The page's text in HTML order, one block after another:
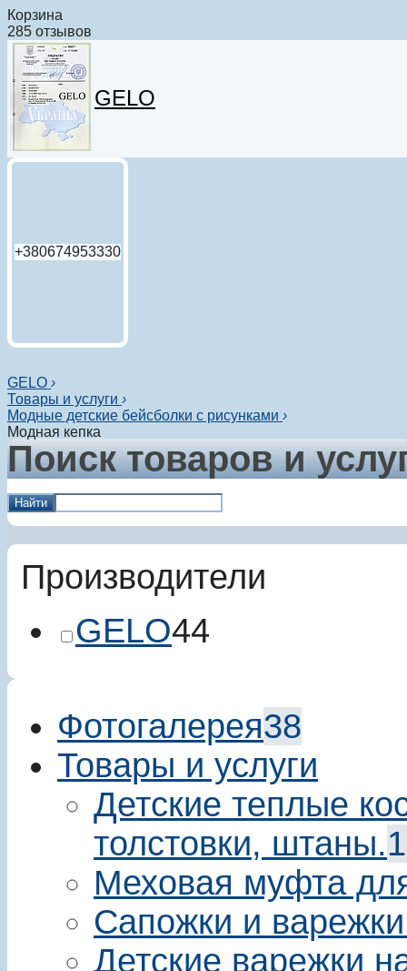
Корзина
285 отзывов
GELO
+380674953330
GELO ›
Товары и услуги ›
Модные детские бейсболки с рисунками ›
Модная кепка
Поиск товаров и
Найти
Производители
GELO44
Фотогалерея38
Товары и услуги
Детские теплые
толстовки, штаны.
Меховая муфта
Сапожки и
Детские варежки